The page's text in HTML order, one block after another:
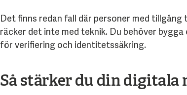
Det finns redan fall där personer med
räcker det inte med teknik. Du behöver
för verifiering och identitetssäkring.
Så stärker du din